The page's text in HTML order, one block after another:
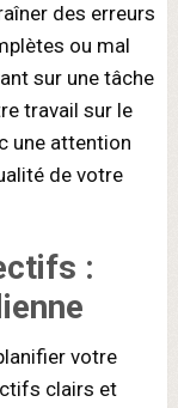
des erreurs
ou mal
sur une tâche
travail sur le
une attention
de votre
:
votre
clairs et